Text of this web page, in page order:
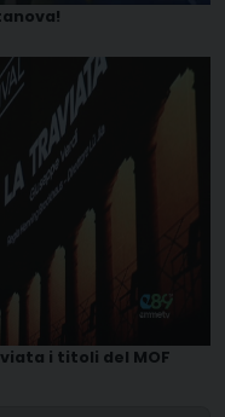
i titoli del MOF